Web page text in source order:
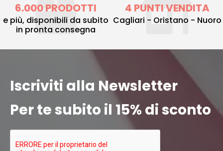
6.000 PRODOTTI
e più, disponibili da subito
in pronta consegna
4 PUNTI VENDITA
Cagliari - Oristano - Nuoro
Iscriviti alla Newsletter
Per te subito il 15% di sconto